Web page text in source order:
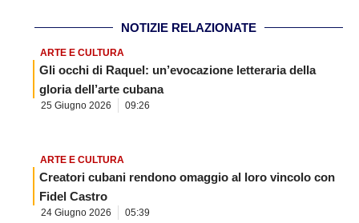
NOTIZIE RELAZIONATE
ARTE E CULTURA
Gli occhi di Raquel: un’evocazione letteraria della
gloria dell’arte cubana
25 Giugno 2026 09:26
ARTE E CULTURA
Creatori cubani rendono omaggio al loro vincolo con
Fidel Castro
24 Giugno 2026 05:39